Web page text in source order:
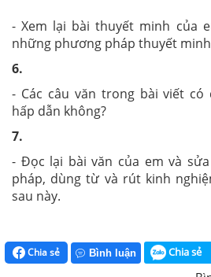
- Xem lại bài thuyết minh của
những phương pháp thuyết
6.
- Các câu văn trong bài viết có
hấp dẫn không?
7.
- Đọc lại bài văn của em và
pháp, dùng từ và rút kinh
sau này.
Chia sẻ Bình luận Chia sẻ